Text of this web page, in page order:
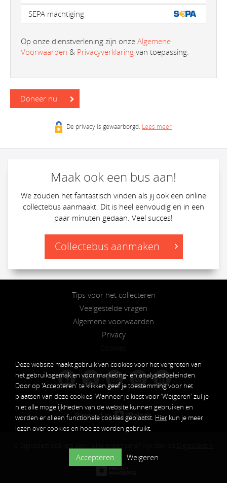
SEPA machtiging
Op onze dienstverlening zijn onze Algemene
Voorwaarden & Privacyverklaring van toepassing.
Doneer nu
De privacy is gewaarborgd. Lees meer
Maak ook een bus aan!
We zouden het fantastisch vinden als jij ook een online
collectebus aanmaakt. Dit is heel eenvoudig en in een
paar minuten gedaan. Veel succes!
Collectebus aanmaken
Tips voor het collecteren
Veelgestelde vragen
Algemene voorwaarden
Privacy
𝕏
Deze website maakt gebruik van cookies voor het vergroten van
het gebruiksgemak en voor marketing- en analysedoeleinden.
Door op 'Accepteren' te klikken geef je toestemming voor het
plaatsen van deze cookies. Wanneer je kiest voor 'Weigeren' zul je
niet alle mogelijkheden van de website kunnen gebruiken en
worden er alleen functionele cookies geplaatst. Hier kun je meer
lezen over cookies en hoe ze worden gebruikt.
Accepteren Weigeren